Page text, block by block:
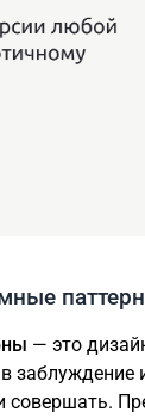
— это
в
совершать.